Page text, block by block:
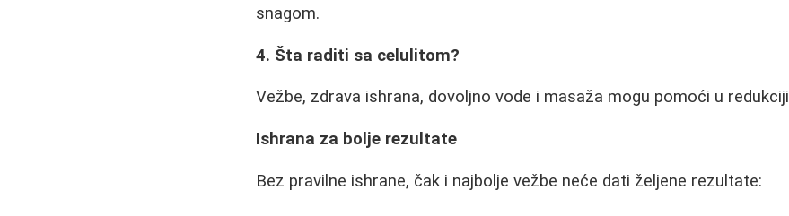
snagom.
4. Šta raditi sa celulitom?
Vežbe, zdrava ishrana, dovoljno vode i masaža mogu pomoći u redukciji
Ishrana za bolje rezultate
Bez pravilne ishrane, čak i najbolje vežbe neće dati željene rezultate: